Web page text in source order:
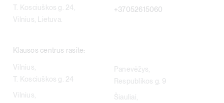
T. Kosciuškos g. 24,
Vilnius, Lietuva.
+37052615060
Klausos centrus rasite:
Vilnius,
T. Kosciuškos g. 24
Vilnius,
Panevėžys,
Respublikos g. 9
Šiauliai,